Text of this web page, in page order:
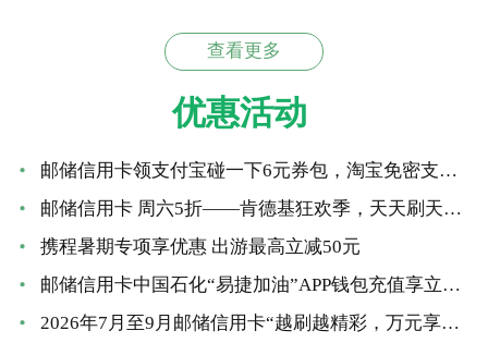
查看更多
优惠活动
邮储信用卡领支付宝碰一下6元券包，淘宝免密支付立减6元
邮储信用卡 周六5折——肯德基狂欢季，天天刷天天减！
携程暑期专项享优惠 出游最高立减50元
邮储信用卡中国石化“易捷加油”APP钱包充值享立减 最高优惠66元
2026年7月至9月邮储信用卡“越刷越精彩，万元享好礼”大额达标营销活动